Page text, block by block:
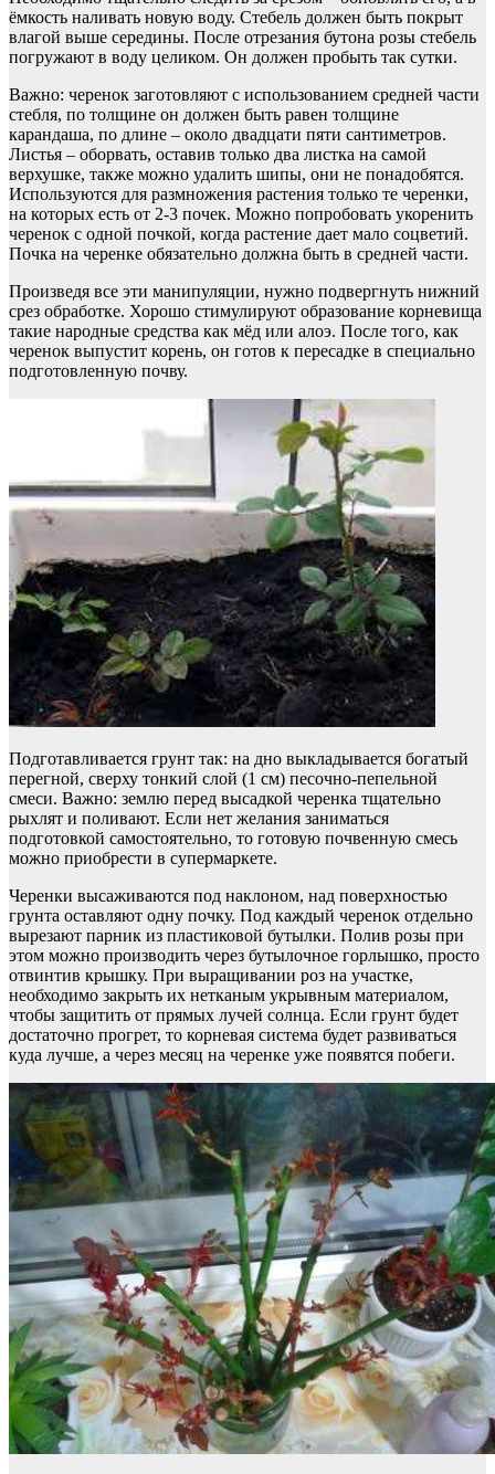
ёмкость наливать новую воду. Стебель должен быть покрыт
влагой выше середины. После отрезания бутона розы стебель
погружают в воду целиком. Он должен пробыть так сутки.
Важно: черенок заготовляют с использованием средней части
стебля, по толщине он должен быть равен толщине
карандаша, по длине – около двадцати пяти сантиметров.
Листья – оборвать, оставив только два листка на самой
верхушке, также можно удалить шипы, они не понадобятся.
Используются для размножения растения только те черенки,
на которых есть от 2-3 почек. Можно попробовать укоренить
черенок с одной почкой, когда растение дает мало соцветий.
Почка на черенке обязательно должна быть в средней части.
Произведя все эти манипуляции, нужно подвергнуть нижний
срез обработке. Хорошо стимулируют образование корневища
такие народные средства как мёд или алоэ. После того, как
черенок выпустит корень, он готов к пересадке в специально
подготовленную почву.
Подготавливается грунт так: на дно выкладывается богатый
перегной, сверху тонкий слой (1 см) песочно-пепельной
смеси. Важно: землю перед высадкой черенка тщательно
рыхлят и поливают. Если нет желания заниматься
подготовкой самостоятельно, то готовую почвенную смесь
можно приобрести в супермаркете.
Черенки высаживаются под наклоном, над поверхностью
грунта оставляют одну почку. Под каждый черенок отдельно
вырезают парник из пластиковой бутылки. Полив розы при
этом можно производить через бутылочное горлышко, просто
отвинтив крышку. При выращивании роз на участке,
необходимо закрыть их нетканым укрывным материалом,
чтобы защитить от прямых лучей солнца. Если грунт будет
достаточно прогрет, то корневая система будет развиваться
куда лучше, а через месяц на черенке уже появятся побеги.